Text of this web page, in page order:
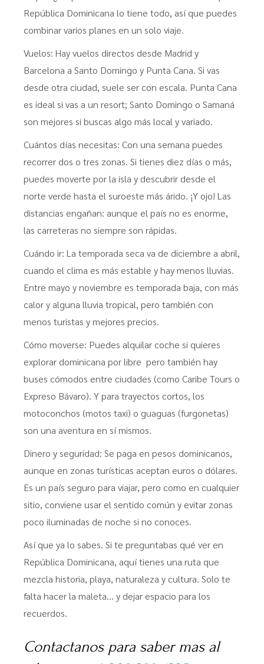
República Dominicana lo tiene todo, así que puedes
combinar varios planes en un solo viaje.
Vuelos: Hay vuelos directos desde Madrid y
Barcelona a Santo Domingo y Punta Cana. Si vas
desde otra ciudad, suele ser con escala. Punta Cana
es ideal si vas a un resort; Santo Domingo o Samaná
son mejores si buscas algo más local y variado.
Cuántos días necesitas: Con una semana puedes
recorrer dos o tres zonas. Si tienes diez días o más,
puedes moverte por la isla y descubrir desde el
norte verde hasta el suroeste más árido. ¡Y ojo! Las
distancias engañan: aunque el país no es enorme,
las carreteras no siempre son rápidas.
Cuándo ir: La temporada seca va de diciembre a abril,
cuando el clima es más estable y hay menos lluvias.
Entre mayo y noviembre es temporada baja, con más
calor y alguna lluvia tropical, pero también con
menos turistas y mejores precios.
Cómo moverse: Puedes alquilar coche si quieres
explorar dominicana por libre pero también hay
buses cómodos entre ciudades (como Caribe Tours o
Expreso Bávaro). Y para trayectos cortos, los
motoconchos (motos taxi) o guaguas (furgonetas)
son una aventura en sí mismos.
Dinero y seguridad: Se paga en pesos dominicanos,
aunque en zonas turísticas aceptan euros o dólares.
Es un país seguro para viajar, pero como en cualquier
sitio, conviene usar el sentido común y evitar zonas
poco iluminadas de noche si no conoces.
Así que ya lo sabes. Si te preguntabas qué ver en
República Dominicana, aquí tienes una ruta que
mezcla historia, playa, naturaleza y cultura. Solo te
falta hacer la maleta… y dejar espacio para los
recuerdos.
Contactanos para saber mas al